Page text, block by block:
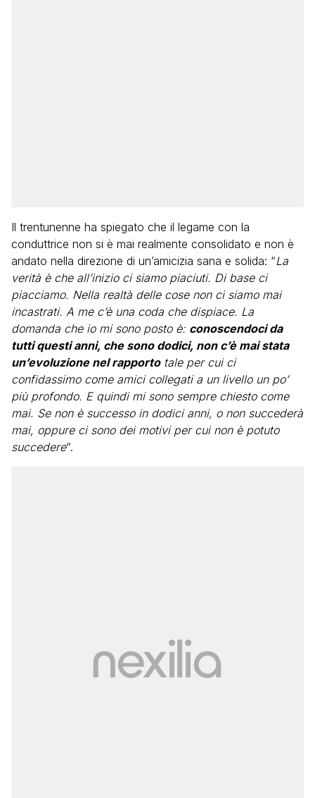
Il trentunenne ha spiegato che il legame con la
conduttrice non si è mai realmente consolidato e non è
andato nella direzione di un’amicizia sana e solida: “La
verità è che all’inizio ci siamo piaciuti. Di base ci
piacciamo. Nella realtà delle cose non ci siamo mai
incastrati. A me c’è una coda che dispiace. La
domanda che io mi sono posto è: conoscendoci da
tutti questi anni, che sono dodici, non c’è mai stata
un’evoluzione nel rapportotale per cui ci
confidassimo come amici collegati a un livello un po’
più profondo. E quindi mi sono sempre chiesto come
mai. Se non è successo in dodici anni, o non succederà
mai, oppure ci sono dei motivi per cui non è potuto
succedere“.